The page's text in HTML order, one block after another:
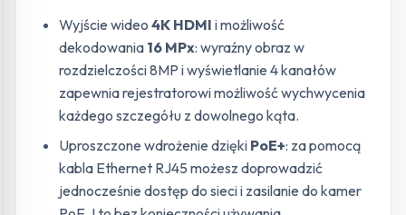
Wyjście wideo 4K HDMI i możliwość
dekodowania 16 MPx: wyraźny obraz w
rozdzielczości 8MP i wyświetlanie 4 kanałów
zapewnia rejestratorowi możliwość wychwycenia
każdego szczegółu z dowolnego kąta.
Uproszczone wdrożenie dzięki PoE+: za pomocą
kabla Ethernet RJ45 możesz doprowadzić
jednocześnie dostęp do sieci i zasilanie do kamer